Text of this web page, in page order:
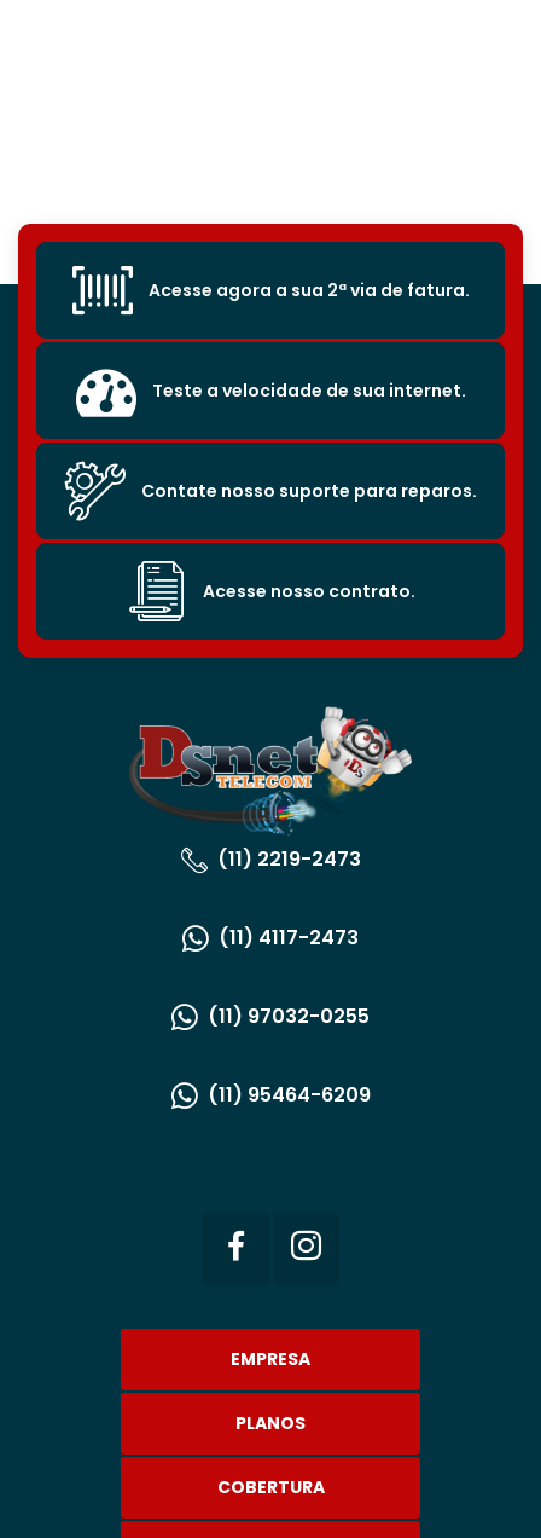
Acesse agora a sua 2ª via de fatura.
Teste a velocidade de sua internet.
Contate nosso suporte para reparos.
Acesse nosso contrato.
(11) 2219-2473
(11) 4117-2473
(11) 97032-0255
(11) 95464-6209
EMPRESA
PLANOS
COBERTURA